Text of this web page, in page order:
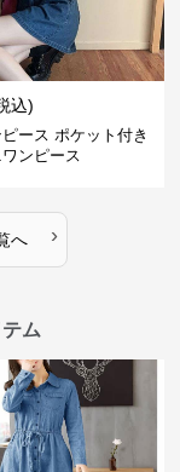
込)
ース ポケット付き
ンピース
へ ›
ム